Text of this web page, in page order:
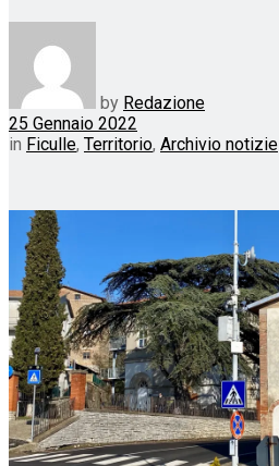
by Redazione
25 Gennaio 2022
in Ficulle, Territorio, Archivio notizie